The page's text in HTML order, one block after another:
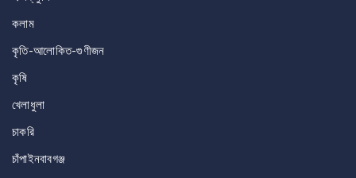
কলাম
কৃতি-আলোকিত-গুণীজন
কৃষি
খেলাধুলা
চাকরি
চাঁপাইনবাবগঞ্জ